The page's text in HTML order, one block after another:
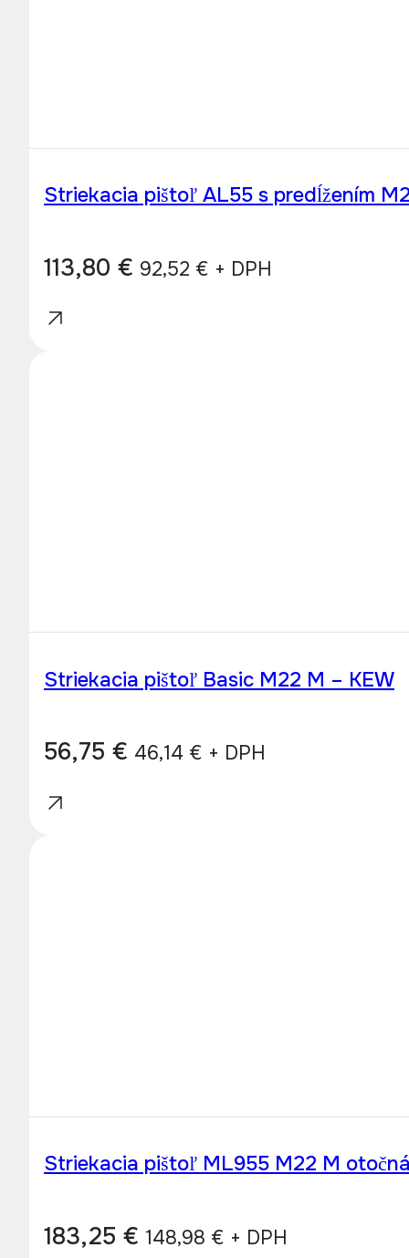
Striekacia pištoľ AL55 s predĺžením
113,80 € 92,52 € + DPH
Striekacia pištoľ Basic M22 M – KEW
56,75 € 46,14 € + DPH
Striekacia pištoľ ML955 M22 M
183,25 € 148,98 € + DPH